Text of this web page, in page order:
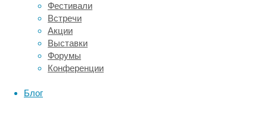
Фестивали
Встречи
Акции
Выставки
Форумы
Конференции
Блог
заключенных.
После
этого
участников
поместили
в